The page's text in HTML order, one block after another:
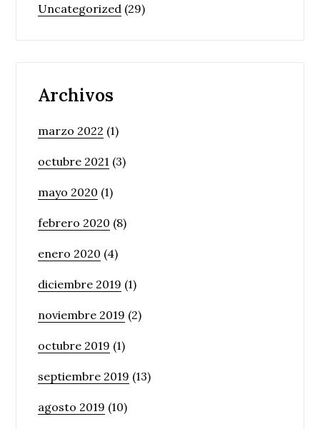
Uncategorized (29)
Archivos
marzo 2022 (1)
octubre 2021 (3)
mayo 2020 (1)
febrero 2020 (8)
enero 2020 (4)
diciembre 2019 (1)
noviembre 2019 (2)
octubre 2019 (1)
septiembre 2019 (13)
agosto 2019 (10)